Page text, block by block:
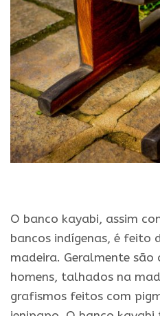
O banco kayabi, assim
bancos indígenas, é feito
madeira. Geralmente
homens, talhados na
grafismos feitos com